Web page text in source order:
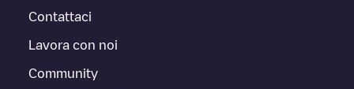
Contattaci
Lavora con noi
Community